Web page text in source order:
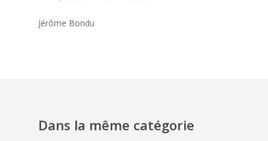
Jérôme Bondu
Dans la même catégorie